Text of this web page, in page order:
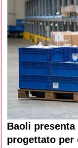
Baoli
progettato